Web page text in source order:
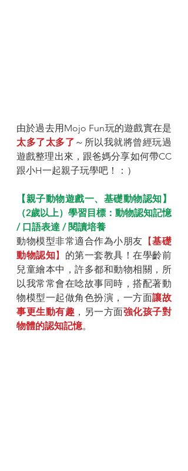
由於過去用Mojo Fun玩的遊戲實在是
太多了太多了 ～所以我就將曾經玩過
遊戲整理出來，跟爸媽分享如何帶CC
跟小H一起親子玩學吧！：）
【親子動物遊戲一、基礎動物認知】
（2歲以上）學習目標：動物認知記憶
/ 口語表達 / 閱讀培養
動物模型非常適合作為小朋友 【基礎
動物認知】 的第一套教具！在學齡前
兒童繪本中，許多都和動物相關，所
以我常常會在唸故事同時，搭配著動
物模型一起做角色扮演，一方面讓故
事更生動有趣 ，另一方面強化孩子對
物體的認知記憶。